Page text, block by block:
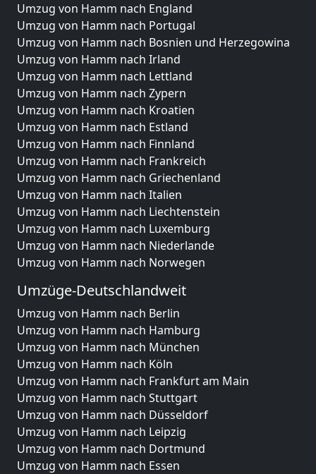
Umzug von Hamm nach England
Umzug von Hamm nach Portugal
Umzug von Hamm nach Bosnien und Herzegowina
Umzug von Hamm nach Irland
Umzug von Hamm nach Lettland
Umzug von Hamm nach Zypern
Umzug von Hamm nach Kroatien
Umzug von Hamm nach Estland
Umzug von Hamm nach Finnland
Umzug von Hamm nach Frankreich
Umzug von Hamm nach Griechenland
Umzug von Hamm nach Italien
Umzug von Hamm nach Liechtenstein
Umzug von Hamm nach Luxemburg
Umzug von Hamm nach Niederlande
Umzug von Hamm nach Norwegen
Umzüge-Deutschlandweit
Umzug von Hamm nach Berlin
Umzug von Hamm nach Hamburg
Umzug von Hamm nach München
Umzug von Hamm nach Köln
Umzug von Hamm nach Frankfurt am Main
Umzug von Hamm nach Stuttgart
Umzug von Hamm nach Düsseldorf
Umzug von Hamm nach Leipzig
Umzug von Hamm nach Dortmund
Umzug von Hamm nach Essen